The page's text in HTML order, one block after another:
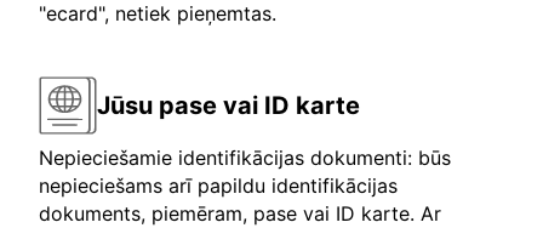
"ecard", netiek pieņemtas.
Jūsu pase vai ID karte
Nepieciešamie identifikācijas dokumenti: būs
nepieciešams arī papildu identifikācijas
dokuments, piemēram, pase vai ID karte. Ar